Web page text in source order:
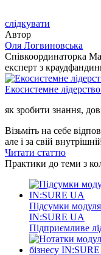
слідкувати
Автор
Оля Логвиновська
Співкоординаторка
експерт з
Екосистемне
як зробити знання,
Візьміть на себе
але і за свій
Читати статтю
Практики до теми з
Підсумки
IN:SURE UA
Підприємливе